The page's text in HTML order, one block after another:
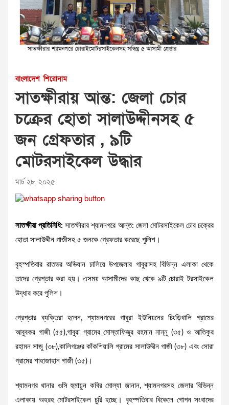
বাংলাদেশ শিরোনাম
সাতক্ষীরায় আন্ত: জেলা চোর
চক্রের হোতা সালাউদ্দীনসহ ৫
জন গ্রেফতার , ৯টি
মোটরসাইকেল উদ্ধার
মার্চ ২৮, ২০২৫
সাতক্ষীরা প্রতিনিধি:সাতক্ষীরার শ্যামনগরে আন্ত: জেলা মোটরসাইকেল চোর চক্রের
হোতা সালাউদ্দীন গাজীসহ ৫ জনকে গ্রেফতার করেছে পুলিশ।
বৃহস্পতিবার রাতভর অভিযান চালিয়ে উপজেলার গাবুরাসহ বিভিন্ন এলাকা থেকে
তাদের গ্রেপ্তার করা হয়। এসময় আসামীদের কাছ থেকে ৯টি চোরাই টরসাইকেল
উদ্ধার করে পুলিশ।
গ্রেপ্তার ব্যক্তিরা হলেন, শ্যামনগরের গাবুরা ইউনিয়নের চিংড়িখালি গ্রামের
আবুবকর গাজী (৫৫),গাবুরা গ্রামের মোস্তাফিজুর রহমান নান্নু (৩৫) ও আতিকুর
রহামন সাজু (৩৮),কালিগঞ্জের কাঁকশিয়ালি গ্রামের সালাউদ্দীন গাজী (৩৮) এবং সোরা
গ্রামের শাহাজাহান গাজী (৩৫)।
শ্যামনগর থানার ওসি হুমায়ুন কবির মোল্যা জানান, শ্যামনগরসহ জেলার বিভিন্ন
এলাকায় অহরহ মোটরসাইকেল চুরি হচ্ছে। বৃহস্পতিবার বিকেলে গোপন সংবাদের